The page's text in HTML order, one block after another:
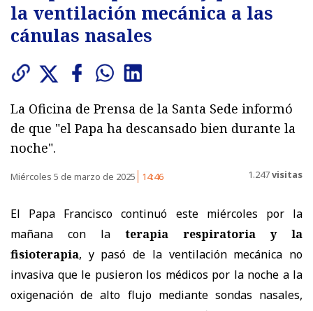
la ventilación mecánica a las
cánulas nasales
La Oficina de Prensa de la Santa Sede informó
de que "el Papa ha descansado bien durante la
noche".
Miércoles 5 de marzo de 2025 14:46 1.247visitas
El Papa Francisco continuó este miércoles por la
mañana con la terapia respiratoria y la
fisioterapia, y pasó de la ventilación mecánica no
invasiva que le pusieron los médicos por la noche a la
oxigenación de alto flujo mediante sondas nasales,